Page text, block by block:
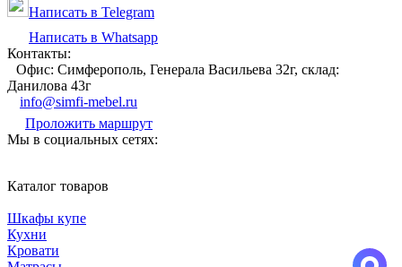
Написать в Telegram
Написать в Whatsapp
Контакты:
Офис: Симферополь, Генерала Васильева 32г, склад:
Данилова 43г
info@simfi-mebel.ru
Проложить маршрут
Мы в социальных сетях:
Каталог товаров
Шкафы купе
Кухни
Кровати